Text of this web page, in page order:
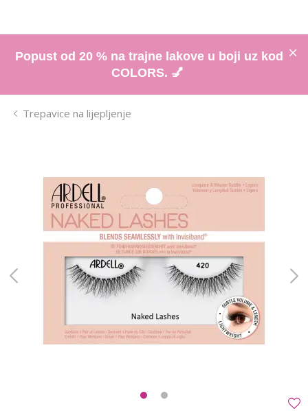
Popust od 20 % na trajne lakove u boji uz kod
COLORS. 💅
Trepavice na lijepljenje